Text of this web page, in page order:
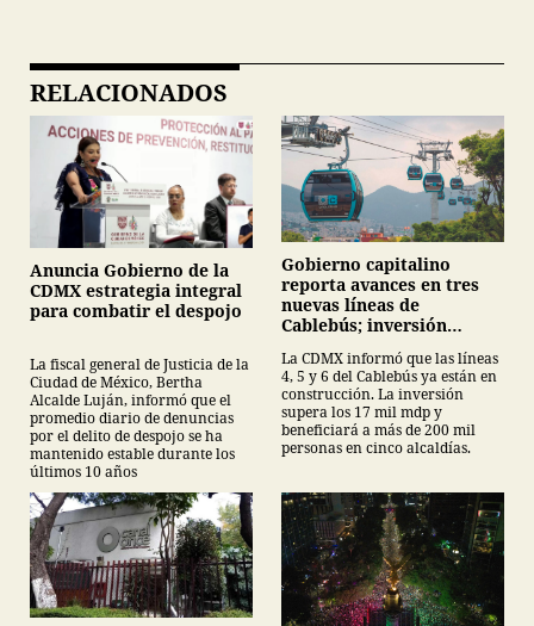
RELACIONADOS
Anuncia Gobierno de la
CDMX estrategia integral
para combatir el despojo
La fiscal general de Justicia de la
Ciudad de México, Bertha
Alcalde Luján, informó que el
promedio diario de denuncias
por el delito de despojo se ha
mantenido estable durante los
últimos 10 años
Gobierno capitalino
reporta avances en tres
nuevas líneas de
Cablebús; inversión
La CDMX informó que las líneas
4, 5 y 6 del Cablebús ya están en
construcción. La inversión
supera los 17 mil mdp y
beneficiará a más de 200 mil
personas en cinco alcaldías.